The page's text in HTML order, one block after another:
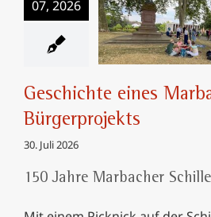
07, 2026
Geschichte
Marbacher
Geschichte eines
Bürgerprojekts
30. Juli 2026
150 Jahre Marbacher